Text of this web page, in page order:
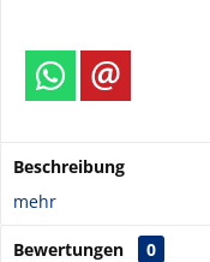
Beschreibung
mehr
Bewertungen
0